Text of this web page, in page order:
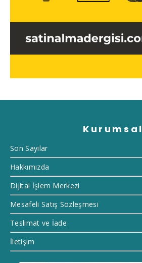
Kurumsal
Son Sayılar
Hakkımızda
Dijital İşlem Merkezi
Mesafeli Satış Sözleşmesi
Teslimat ve İade
İletişim